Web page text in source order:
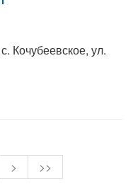
Кочубеевское, ул.
> >>